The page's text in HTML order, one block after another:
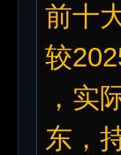
前十
较
，实
东，